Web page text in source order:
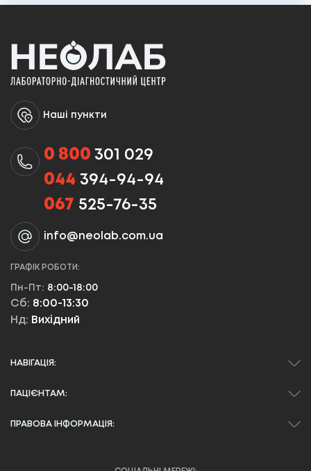
Наші пункти
0 800 301 029
044 394-94-94
067 525-76-35
info@neolab.com.ua
ГРАФІК РОБОТИ:
Пн-Пт: 8:00-18:00
Сб: 8:00-13:30
Нд: Вихідний
НАВІГАЦІЯ:
ПАЦІЄНТАМ:
ПРАВОВА ІНФОРМАЦІЯ: